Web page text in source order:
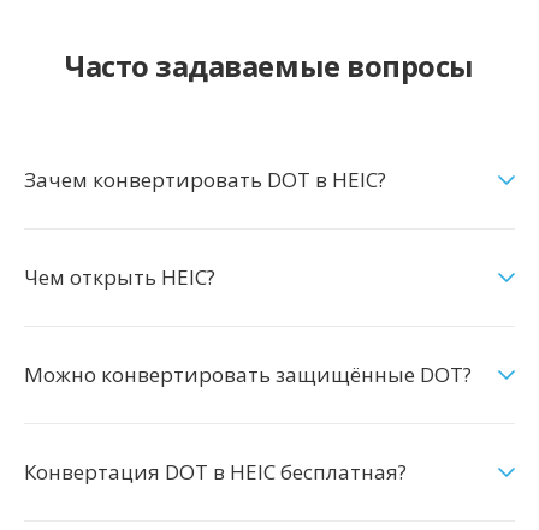
Часто задаваемые вопросы
Зачем конвертировать DOT в HEIC?
Чем открыть HEIC?
Можно конвертировать защищённые DOT?
Конвертация DOT в HEIC бесплатная?